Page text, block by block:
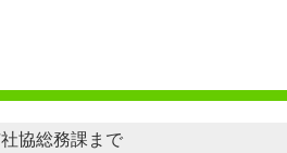
協総務課まで